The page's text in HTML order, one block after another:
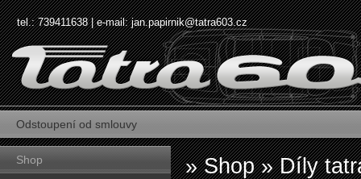
tel.: 739411638 | e-mail:jan.papirnik@tatra603.cz
Odstoupení od smlouvy
Shop »Shop»Díly